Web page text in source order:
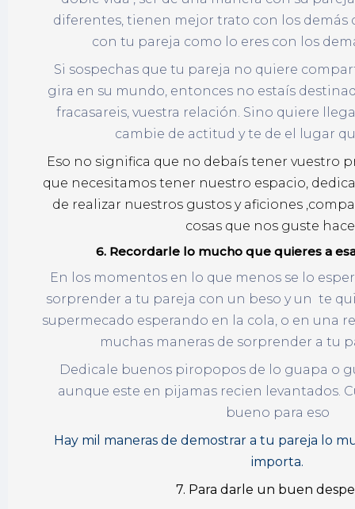
diferentes, tienen mejor trato con los demás
con tu pareja como lo eres con los
Si sospechas que tu pareja no quiere
gira en su mundo, entonces no estaís
fracasareis, vuestra relación. Sino quiere
cambie de actitud y te de el lugar
Eso no significa que no debaís tener vuestro
que necesitamos tener nuestro espacio,
de realizar nuestros gustos y aficiones
cosas que nos guste
6. Recordarle lo mucho que
En los momentos en lo que menos se lo
sorprender a tu pareja con un beso y un te
supermecado esperando en la cola, o en una
muchas maneras de sorprender a tu
Dedicale buenos piropopos de lo guapa o
aunque este en pijamas recien levantados.
bueno para eso
Hay mil maneras de demostrar a tu pareja lo
importa.
7. Para darle un buen